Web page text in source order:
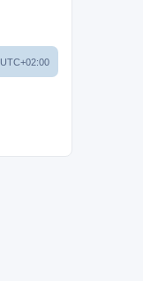
UTC+02:00